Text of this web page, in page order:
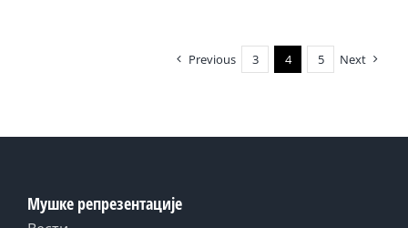
Previous 3 4 5 Next
Мушке репрезентације